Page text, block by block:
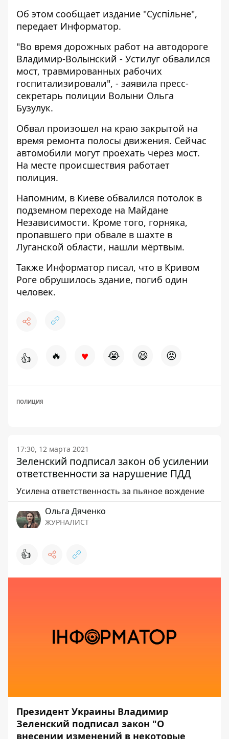
Об этом сообщает издание "Суспільне",
передает Информатор.
"Во время дорожных работ на автодороге
Владимир-Волынский - Устилуг обвалился
мост, травмированных рабочих
госпитализировали", - заявила пресс-
секретарь полиции Волыни Ольга
Бузулук.
Обвал произошел на краю закрытой на
время ремонта полосы движения. Сейчас
автомобили могут проехать через мост.
На месте происшествия работает
полиция.
Напомним, в Киеве обвалился потолок в
подземном переходе на Майдане
Независимости. Кроме того, горняка,
пропавшего при обвале в шахте в
Луганской области, нашли мёртвым.
Также Информатор писал, что в Кривом
Роге обрушилось здание, погиб один
человек.
👍 🔥 ♥ 😭 😆 😡
ПОЛИЦИЯ
17:30, 12 марта 2021
Зеленский подписал закон об усилении
ответственности за нарушение ПДД
Усилена ответственность за пьяное вождение
Ольга Дяченко
ЖУРНАЛИСТ
👍
Президент Украины Владимир
Зеленский подписал закон "О
внесении изменений в некоторые